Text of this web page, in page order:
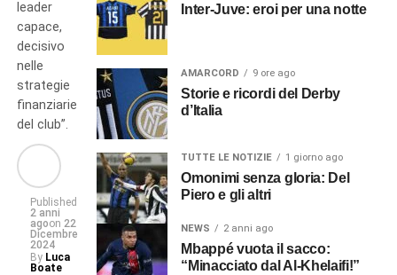
leader
capace,
decisivo
nelle
strategie
finanziarie
del club”.
Published
2 anni
agoon 22
Dicembre
2024
By Luca
Boate
Inter-Juve: eroi per una notte
AMARCORD 9 ore ago
Storie e ricordi del Derby
d’Italia
TUTTE LE NOTIZIE 1 giorno ago
Omonimi senza gloria: Del
Piero e gli altri
NEWS 2 anni ago
Mbappé vuota il sacco:
“Minacciato dal Al-Khelaifi!”